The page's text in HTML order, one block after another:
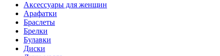
Аксессуары для женщин
Арафатки
Браслеты
Брелки
Булавки
Диски